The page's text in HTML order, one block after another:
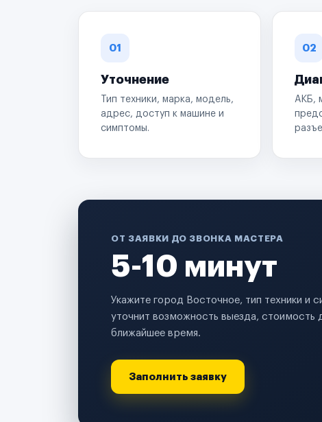
01
Уточнение
Тип техники, марка, модель,
адрес, доступ к машине и
симптомы.
02
АКБ,
ОТ ЗАЯВКИ ДО ЗВОНКА МАСТЕРА
5-10 минут
Укажите город Восточное, тип техники и
уточнит возможность выезда, стоимость
ближайшее время.
Заполнить заявку